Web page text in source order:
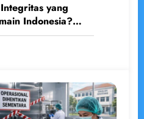
yang
Indonesia?
BWF